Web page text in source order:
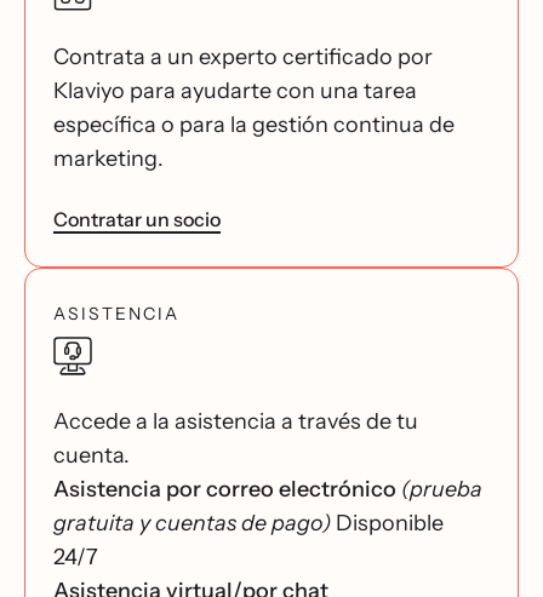
Contrata a un experto certificado por
Klaviyo para ayudarte con una tarea
específica o para la gestión continua de
marketing.
Contratar un socio
ASISTENCIA
Accede a la asistencia a través de tu
cuenta.
Asistencia por correo electrónico (prueba
gratuita y cuentas de pago) Disponible
24/7
Asistencia virtual/por chat